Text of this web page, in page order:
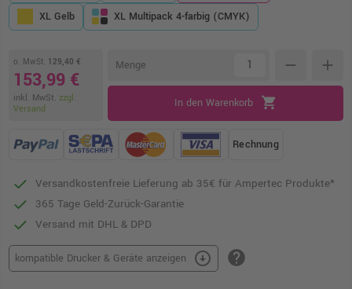
XL Gelb
XL Multipack 4-farbig (CMYK)
o. MwSt. 129,40 €
153,99 €
inkl. MwSt. zzgl.
Versand
Menge remove add
In den Warenkorb shopping_cart
Rechnung
Versandkostenfreie Lieferung ab 35€ für Ampertec Produkte*
365 Tage Geld-Zurück-Garantie
Versand mit DHL & DPD
kompatible Drucker & Geräte anzeigen arrow_circle_down help